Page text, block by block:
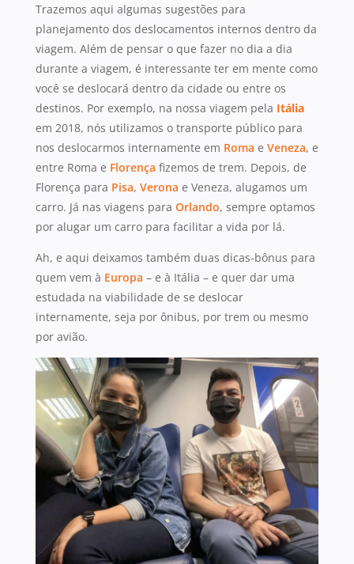
Trazemos aqui algumas sugestões para
planejamento dos deslocamentos internos dentro da
viagem. Além de pensar o que fazer no dia a dia
durante a viagem, é interessante ter em mente como
você se deslocará dentro da cidade ou entre os
destinos. Por exemplo, na nossa viagem pela Itália
em 2018, nós utilizamos o transporte público para
nos deslocarmos internamente em Roma e Veneza, e
entre Roma e Florença fizemos de trem. Depois, de
Florença para Pisa, Verona e Veneza, alugamos um
carro. Já nas viagens para Orlando, sempre optamos
por alugar um carro para facilitar a vida por lá.
Ah, e aqui deixamos também duas dicas-bônus para
quem vem à Europa – e à Itália – e quer dar uma
estudada na viabilidade de se deslocar
internamente, seja por ônibus, por trem ou mesmo
por avião.